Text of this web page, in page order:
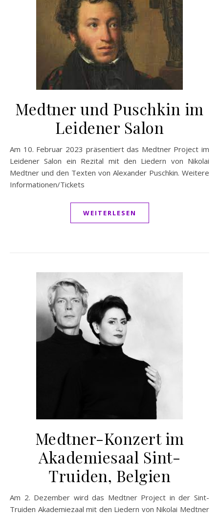
Medtner und Puschkin im
Leidener Salon
Am 10. Februar 2023 präsentiert das Medtner Project im
Leidener Salon ein Rezital mit den Liedern von Nikolai
Medtner und den Texten von Alexander Puschkin. Weitere
Informationen/Tickets
WEITERLESEN
Medtner-Konzert im
Akademiesaal Sint-
Truiden, Belgien
Am 2. Dezember wird das Medtner Project in der Sint-
Truiden Akademiezaal mit den Liedern von Nikolai Medtner